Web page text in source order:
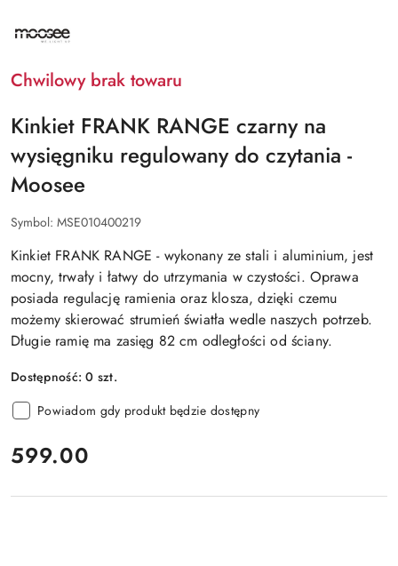
NAZWA
PRODUCENTA:
Chwilowy brak towaru
Kinkiet FRANK RANGE czarny na
wysięgniku regulowany do czytania -
Moosee
Symbol: MSE010400219
Kinkiet FRANK RANGE - wykonany ze stali i aluminium, jest
mocny, trwały i łatwy do utrzymania w czystości. Oprawa
posiada regulację ramienia oraz klosza, dzięki czemu
możemy skierować strumień światła wedle naszych potrzeb.
Długie ramię ma zasięg 82 cm odległości od ściany.
Dostępność:0 szt.
Powiadom gdy produkt będzie dostępny
cena:
599.00